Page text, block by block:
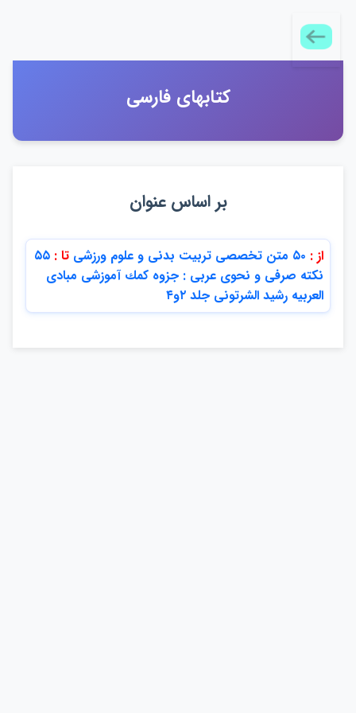
كتابهاي فارسي
بر اساس عنوان
از : ۵۰ متن تخصصي تربيت بدني و علوم ورزشي تا : ۵۵
نكته صرفي و نحوي عربي : جزوه كمك آموزشي مبادي
العربيه رشيد الشرتوني جلد ۲و۴